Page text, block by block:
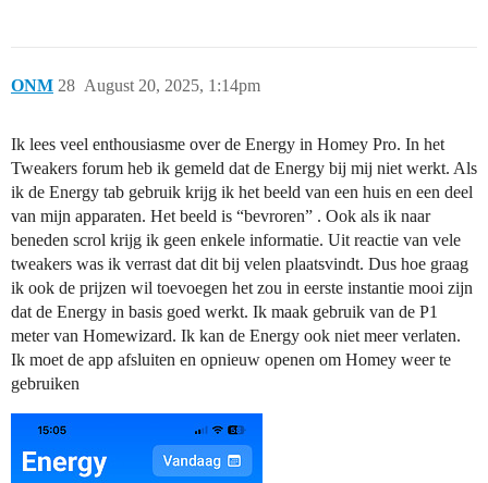
ONM August 20, 2025, 1:14pm
28
Ik lees veel enthousiasme over de Energy in Homey Pro. In het
Tweakers forum heb ik gemeld dat de Energy bij mij niet werkt. Als
ik de Energy tab gebruik krijg ik het beeld van een huis en een deel
van mijn apparaten. Het beeld is “bevroren” . Ook als ik naar
beneden scrol krijg ik geen enkele informatie. Uit reactie van vele
tweakers was ik verrast dat dit bij velen plaatsvindt. Dus hoe graag
ik ook de prijzen wil toevoegen het zou in eerste instantie mooi zijn
dat de Energy in basis goed werkt. Ik maak gebruik van de P1
meter van Homewizard. Ik kan de Energy ook niet meer verlaten.
Ik moet de app afsluiten en opnieuw openen om Homey weer te
gebruiken